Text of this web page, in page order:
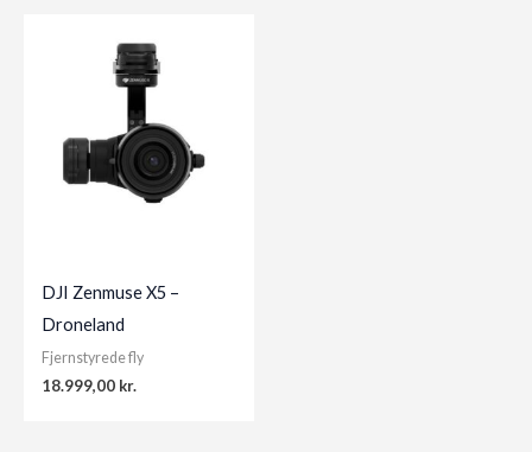
DJI Zenmuse X5 –
Droneland
Fjernstyrede fly
18.999,00 kr.